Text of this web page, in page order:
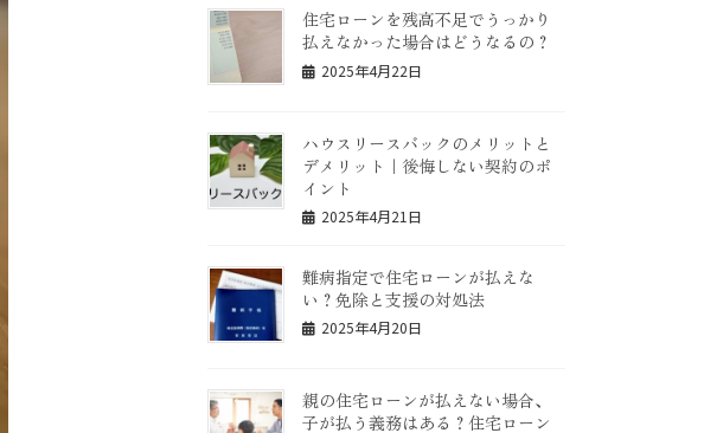
住宅ローンを残高不足でうっかり
払えなかった場合はどうなるの？
2025年4月22日
ハウスリースバックのメリットと
デメリット｜後悔しない契約のポ
イント
2025年4月21日
難病指定で住宅ローンが払えな
い？免除と支援の対処法
2025年4月20日
親の住宅ローンが払えない場合、
子が払う義務はある？住宅ローン